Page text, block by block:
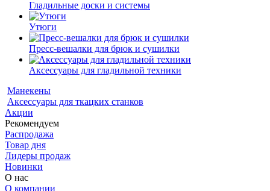
Гладильные доски и системы
Утюги
Пресс-вешалки для брюк и сушилки
Аксессуары для гладильной техники
Манекены
Аксессуары для ткацких станков
Акции
Рекомендуем
Распродажа
Товар дня
Лидеры продаж
Новинки
О нас
О компании